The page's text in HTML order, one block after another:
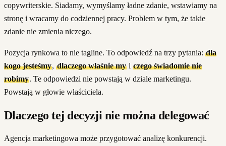
copywriterskie. Siadamy, wymyślamy ładne zdanie, wstawiamy na
stronę i wracamy do codziennej pracy. Problem w tym, że takie
zdanie nie zmienia niczego.
Pozycja rynkowa to nie tagline. To odpowiedź na trzy pytania: dla
kogo jesteśmy,dlaczego właśnie myi czego świadomie nie
robimy. Te odpowiedzi nie powstają w dziale marketingu.
Powstają w głowie właściciela.
Dlaczego tej decyzji nie można delegować
Agencja marketingowa może przygotować analizę konkurencji.